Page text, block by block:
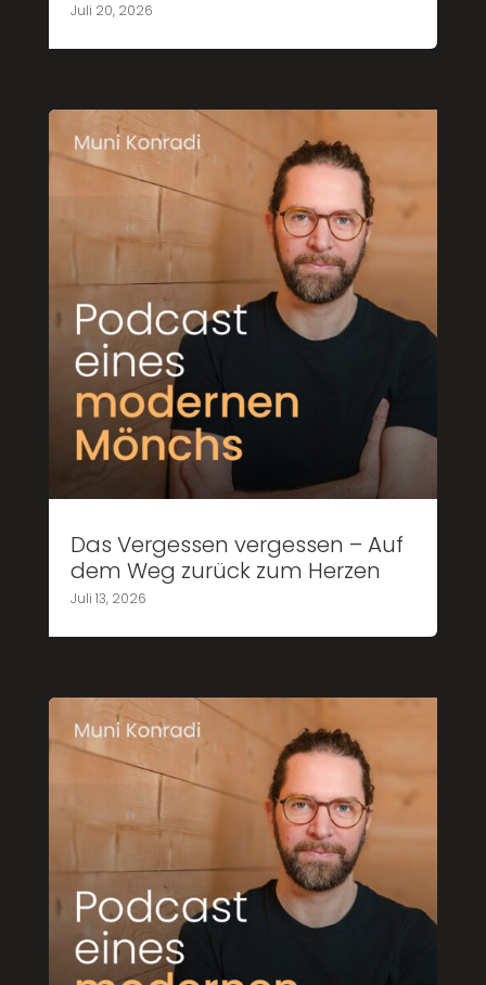
Juli 20, 2026
Das Vergessen vergessen – Auf
dem Weg zurück zum Herzen
Juli 13, 2026